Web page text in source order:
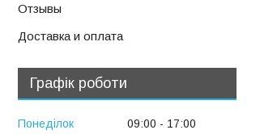
Отзывы
Доставка и оплата
Графік роботи
Понеділок 09:00
17:00